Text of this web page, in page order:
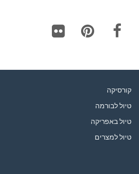
קורסיקה
טיול לבורמה
טיול באפריקה
טיול למצרים